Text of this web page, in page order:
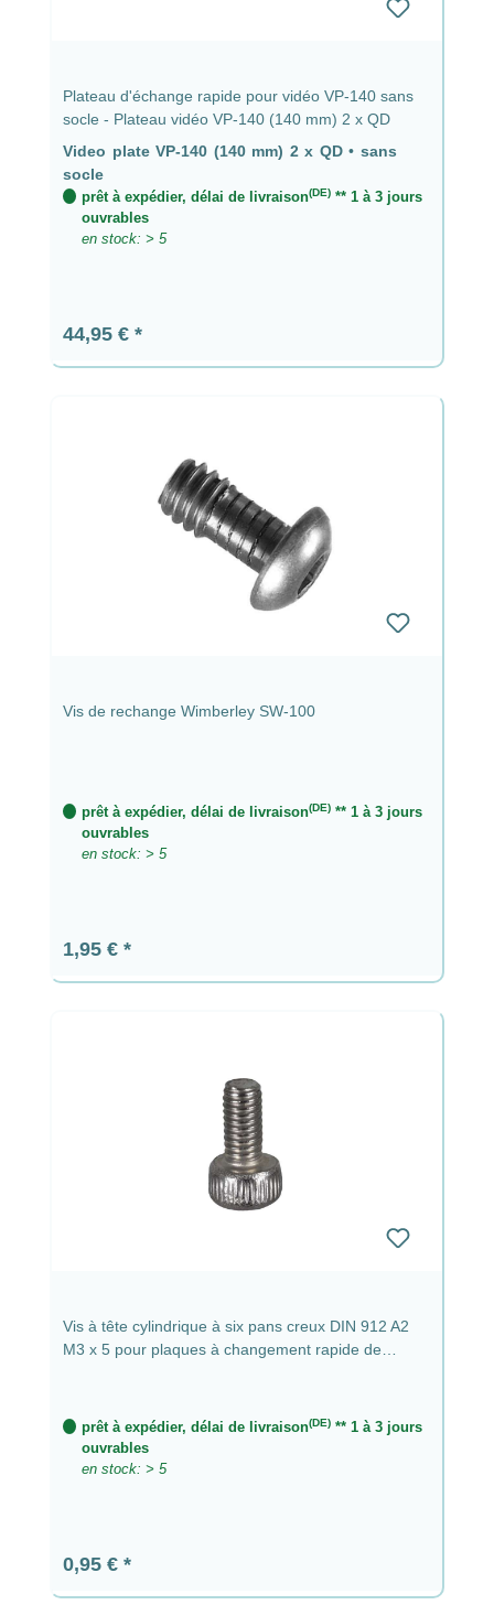
Plateau d'échange rapide pour vidéo VP-140 sans
socle - Plateau vidéo VP-140 (140 mm) 2 x QD
Video plate VP-140 (140 mm) 2 x QD • sans
socle
prêt à expédier, délai de livraison(DE)** 1 à 3 jours
ouvrables
en stock: > 5
Prix régulier :
44,95 €
Vis de rechange Wimberley SW-100
prêt à expédier, délai de livraison(DE)** 1 à 3 jours
ouvrables
en stock: > 5
Prix régulier :
1,95 €
Vis à tête cylindrique à six pans creux DIN 912 A2
M3 x 5 pour plaques à changement rapide de
prêt à expédier, délai de livraison(DE)** 1 à 3 jours
ouvrables
en stock: > 5
Prix régulier :
0,95 €